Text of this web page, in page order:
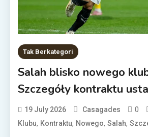
Tak Berkategori
Salah blisko nowego
Szczegóły kontraktu
19 July 2026 Casagades 0
Klubu, Kontraktu, Nowego,Salah,